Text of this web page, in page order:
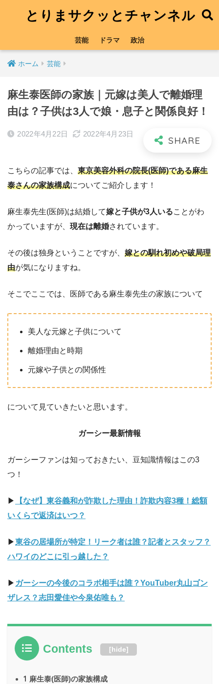
とりまサクッとチャンネル
芸能 ドラマ 政治
ホーム 芸能
麻生泰医師の家族｜元嫁は美人で離婚理
由は？子供は3人で娘・息子と関係良好！
2022年4月22日 2022年4月23日
こちらの記事では、 東京美容外科の院長(医師)である麻生
泰さんの家族構成についてご紹介します！
麻生泰先生(医師)は結婚して嫁と子供が3人いることがわ
かっていますが、 現在は離婚されています。
その後は独身ということですが、 嫁との馴れ初めや破局理
由が気になりますね。
そこでここでは、医師である麻生泰先生の家族について
美人な元嫁と子供について
離婚理由と時期
元嫁や子供との関係性
について見ていきたいと思います。
ガーシー最新情報
ガーシーファンは知っておきたい、豆知識情報はこの3
つ！
▶︎
【なぜ】東谷義和が詐欺した理由！詐欺内容3種！総額
いくらで返済はいつ？
▶︎東谷の居場所が特定！リーク者は誰？記者とスタッフ？
ハワイのどこに引っ越した？
▶︎ ガーシーの今後のコラボ相手は誰？YouTuber丸山ゴン
ザレス？志田愛佳や今泉佑唯も？
Contents [hide]
1 麻生泰(医師)の家族構成